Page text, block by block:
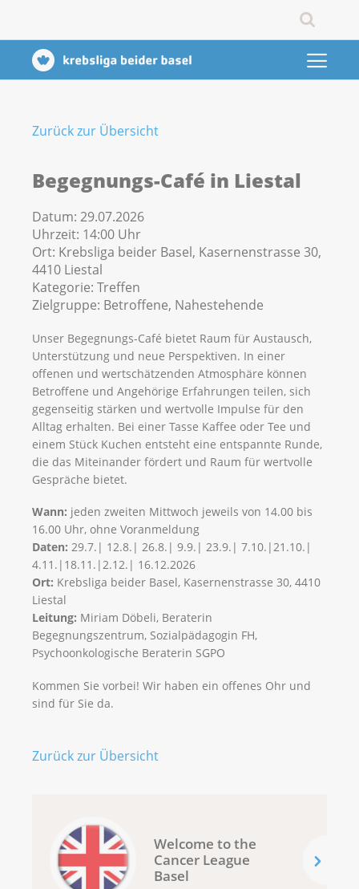
Zurück zur Übersicht
Begegnungs-Café in Liestal
Datum: 29.07.2026
Uhrzeit: 14:00 Uhr
Ort: Krebsliga beider Basel, Kasernenstrasse 30,
4410 Liestal
Kategorie: Treffen
Zielgruppe: Betroffene, Nahestehende
Unser Begegnungs-Café bietet Raum für Austausch,
Unterstützung und neue Perspektiven. In einer
offenen und wertschätzenden Atmosphäre können
Betroffene und Angehörige Erfahrungen teilen, sich
gegenseitig stärken und wertvolle Impulse für den
Alltag erhalten. Bei einer Tasse Kaffee oder Tee und
einem Stück Kuchen entsteht eine entspannte Runde,
die das Miteinander fördert und Raum für wertvolle
Gespräche bietet.
Wann: jeden zweiten Mittwoch jeweils von 14.00 bis
16.00 Uhr, ohne Voranmeldung
Daten: 29.7.| 12.8.| 26.8.| 9.9.| 23.9.| 7.10.|21.10.|​​​​​​​
4.11.|​​​​​​​18.11.|​​​​​​​2.12.| 16.12.2026​​​​​​​
Ort: Krebsliga beider Basel, Kasernenstrasse 30, 4410
Liestal
Leitung: Miriam Döbeli, Beraterin
Begegnungszentrum, Sozialpädagogin FH,
Psychoonkologische Beraterin SGPO
Kommen Sie vorbei! Wir haben ein offenes Ohr und
sind für Sie da.
Zurück zur Übersicht
Welcome to the
Cancer League
Basel